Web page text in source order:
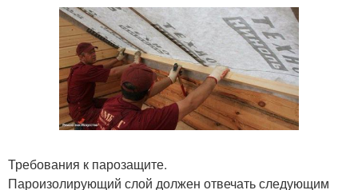
Требования к парозащите.
Пароизолирующий слой должен отвечать следующим